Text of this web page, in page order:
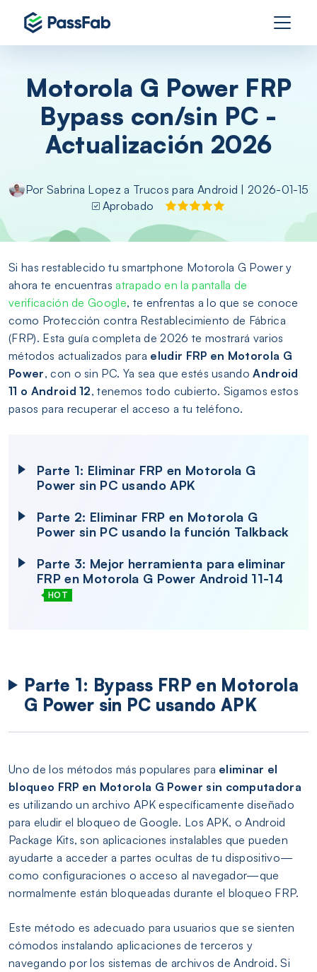
Motorola G Power FRP
Bypass con/sin PC -
Actualización 2026
Por Sabrina Lopez a Trucos para Android
| 2026-01-15
Aprobado
Si has restablecido tu smartphone Motorola G Power y
ahora te encuentras atrapado en la pantalla de
verificación de Google, te enfrentas a lo que se conoce
como Protección contra Restablecimiento de Fábrica
(FRP). Esta guía completa de 2026 te mostrará varios
métodos actualizados para eludir FRP en Motorola G
Power, con o sin PC. Ya sea que estés usandoAndroid
11 o Android 12, tenemos todo cubierto. Sigamos estos
pasos para recuperar el acceso a tu teléfono.
Parte 1: Eliminar FRP en Motorola G
Power sin PC usando APK
Parte 2: Eliminar FRP en Motorola G
Power sin PC usando la función Talkback
Parte 3: Mejor herramienta para eliminar
FRP en Motorola G Power Android 11-14
HOT
Parte 1: Bypass FRP en Motorola
G Power sin PC usando APK
Uno de los métodos más populares para eliminar el
bloqueo FRP en Motorola G Power sin computadora
es utilizando un archivo APK específicamente diseñado
para eludir el bloqueo de Google. Los APK, o Android
Package Kits, son aplicaciones instalables que pueden
ayudarte a acceder a partes ocultas de tu dispositivo—
como configuraciones o acceso al navegador—que
normalmente están bloqueadas durante el bloqueo FRP.
Este método es adecuado para usuarios que se sienten
cómodos instalando aplicaciones de terceros y
navegando por los sistemas de archivos de Android. Si